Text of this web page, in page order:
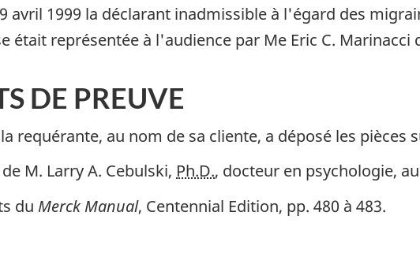
avril 1999 la déclarant inadmissible à l'égard des
était représentée à l'audience par Me Eric C.
DE PREUVE
requérante, au nom de sa cliente, a déposé les pièces
M. Larry A. Cebulski, Ph.D., docteur en psychologie,
du Merck Manual, Centennial Edition, pp. 480 à 483.